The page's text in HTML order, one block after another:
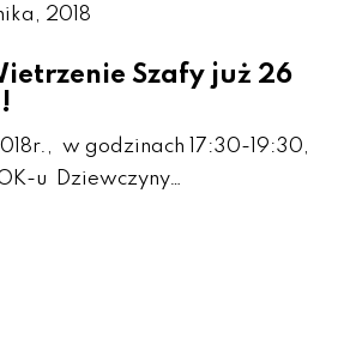
2018
Szafy już 26
w godzinach 17:30-19:30,
u Dziewczyny…